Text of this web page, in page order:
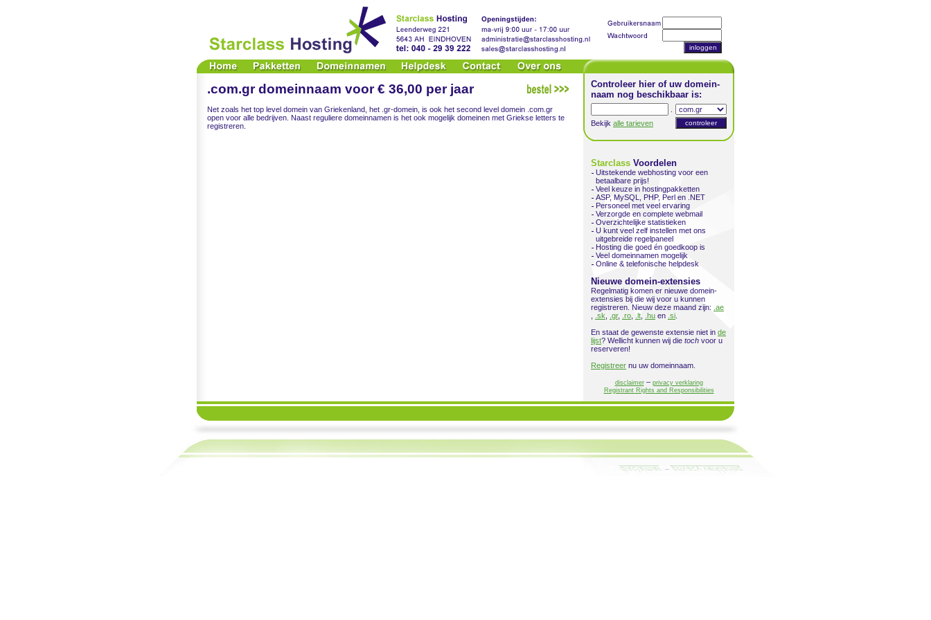
.com.gr domeinnaam voor € 36,00 per jaar
Net zoals het top level domein van Griekenland, het .gr-domein, is ook het second level domein .com.gr
open voor alle bedrijven. Naast reguliere domeinnamen is het ook mogelijk domeinen met Griekse letters te
registreren.
Controleer hier of uw domein-
naam nog beschikbaar is:
Bekijk alle tarieven
Starclass Voordelen
Uitstekende webhosting voor een
betaalbare prijs!
Veel keuze in hostingpakketten
ASP, MySQL, PHP, Perl en .NET
Personeel met veel ervaring
Verzorgde en complete webmail
Overzichtelijke statistieken
U kunt veel zelf instellen met ons
uitgebreide regelpaneel
Hosting die goed én goedkoop is
Veel domeinnamen mogelijk
Online & telefonische helpdesk
Nieuwe domein-extensies
Regelmatig komen er nieuwe domein-
extensies bij die wij voor u kunnen
registreren. Nieuw deze maand zijn: .ae
.sk .gr, .ro .lt .hu en .si
En staat de gewenste extensie niet in de
lijst? Wellicht kunnen wij die toch voor u
reserveren!
Registreer nu uw domeinnaam.
disclaimer– privacy verklaring
Registrant Rights and Responsibilities